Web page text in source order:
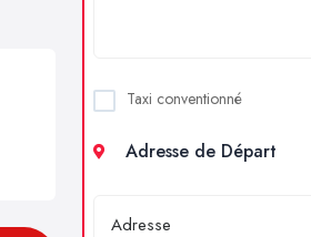
Taxi conventionné
Adresse de Départ